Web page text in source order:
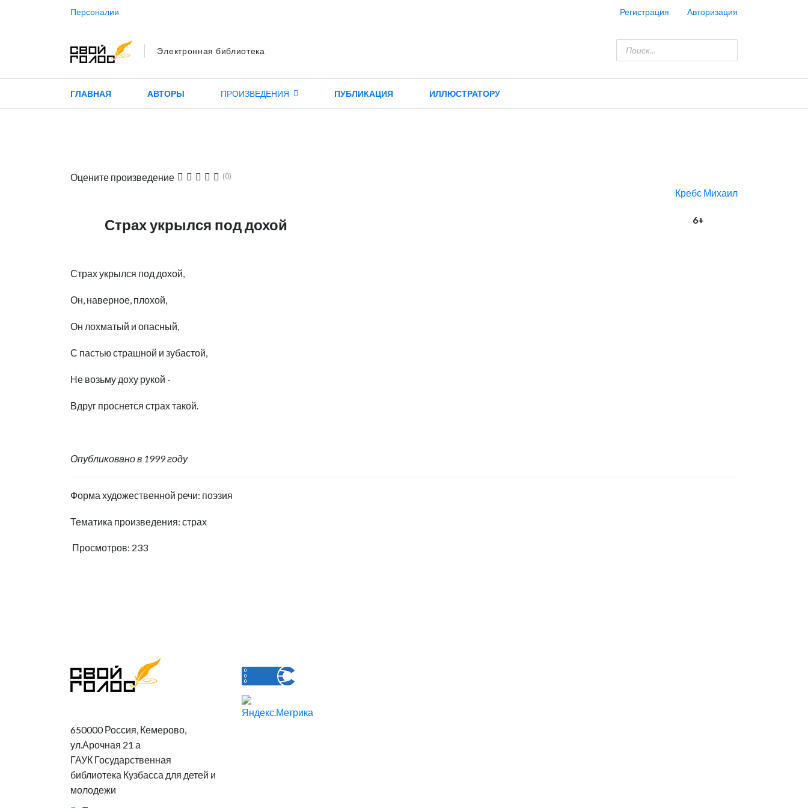
Персоналии Регистрация Авторизация
Электронная библиотека
ГЛАВНАЯ АВТОРЫ ПРОИЗВЕДЕНИЯ ПУБЛИКАЦИЯ ИЛЛЮСТРАТОРУ
Оцените произведение (0)
Кребс Михаил
Страх укрылся под дохой 6+
Страх укрылся под дохой,
Он, наверное, плохой,
Он лохматый и опасный,
С пастью страшной и зубастой,
Не возьму доху рукой -
Вдруг проснется страх такой.
Опубликовано в 1999 году
Форма художественной речи: поэзия
Тематика произведения: страх
Просмотров: 233
650000 Россия, Кемерово,
ул.Арочная 21 а
ГАУК Государственная
библиотека Кузбасса для детей и
молодежи